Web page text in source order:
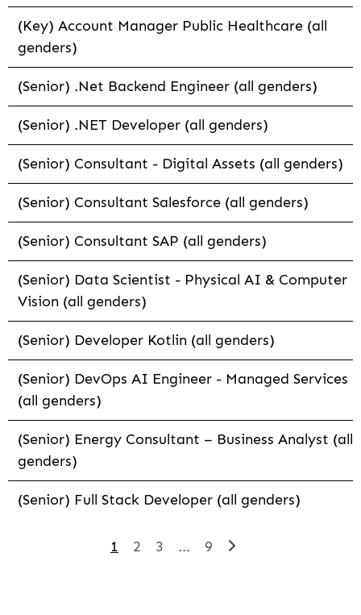
(Key) Account Manager Public Healthcare (all
genders)
(Senior) .Net Backend Engineer (all genders)
(Senior) .NET Developer (all genders)
(Senior) Consultant - Digital Assets (all genders)
(Senior) Consultant Salesforce (all genders)
(Senior) Consultant SAP (all genders)
(Senior) Data Scientist - Physical AI & Computer
Vision (all genders)
(Senior) Developer Kotlin (all genders)
(Senior) DevOps AI Engineer - Managed Services
(all genders)
(Senior) Energy Consultant – Business Analyst (all
genders)
(Senior) Full Stack Developer (all genders)
1 2 3 ... 9